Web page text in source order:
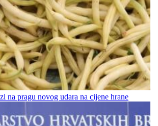
na pragu novog udara na cijene hrane